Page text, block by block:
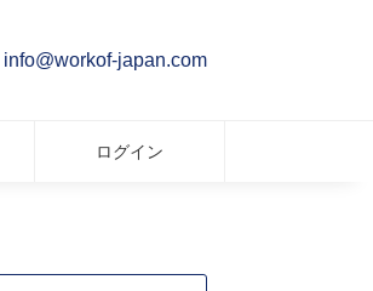
info@workof-japan.com
ログイン